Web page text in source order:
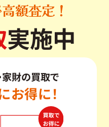
額査定！
実施中
家財の買取で
お得に！